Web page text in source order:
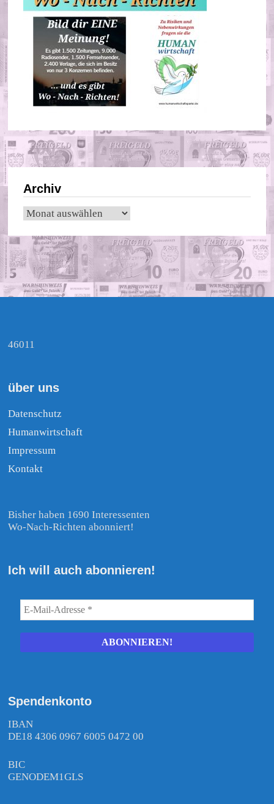
Archiv
Archiv
46011
über uns
Datenschutz
Humanwirtschaft
Impressum
Kontakt
Bisher haben 1690 Interessenten
Wo-Nach-Richten abonniert!
Ich will auch abonnieren!
Spendenkonto
IBAN
DE18 4306 0967 6005 0472 00
BIC
GENODEM1GLS